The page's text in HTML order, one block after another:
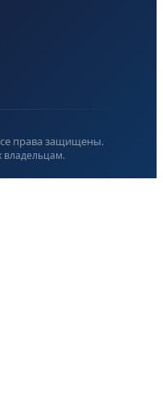
права защищены.
владельцам.